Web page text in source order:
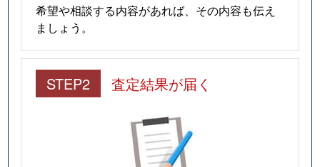
希望や相談する内容があれば、その内容も伝え
ましょう。
STEP2 査定結果が届く